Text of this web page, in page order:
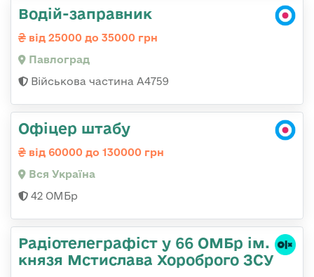
Водій-заправник
від 25000 до 35000 грн
Павлоград
Військова частина А4759
Офіцер штабу
від 60000 до 130000 грн
Вся Україна
42 ОМБр
Радіотелеграфіст у 66 ОМБр ім.
князя Мстислава Хороброго ЗСУ